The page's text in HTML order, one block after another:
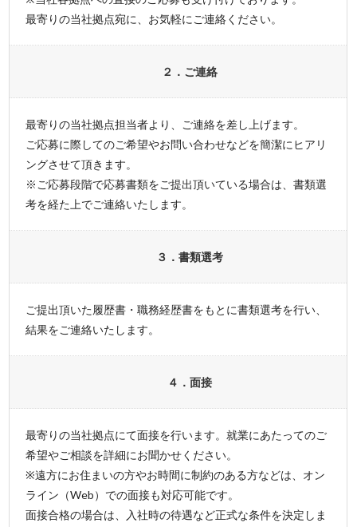
最寄りの当社拠点宛に、お気軽にご連絡ください。
２．ご連絡
最寄りの当社拠点担当者より、ご連絡を差し上げます。
ご応募に際してのご希望やお問い合わせなどを簡潔にヒアリ
ングさせて頂きます。
※ご応募段階で応募書類をご提出頂いている場合は、書類選
考を経た上でご連絡いたします。
３．書類選考
ご提出頂いた履歴書・職務経歴書をもとに書類選考を行い、
結果をご連絡いたします。
４．面接
最寄りの当社拠点にて面接を行います。就業にあたってのご
希望やご相談を詳細にお聞かせください。
※遠方にお住まいの方やお時間に制約のある方などは、オン
ライン（Web）での面接も対応可能です。
面接合格の場合は、入社時の待遇など正式な条件を決定しま